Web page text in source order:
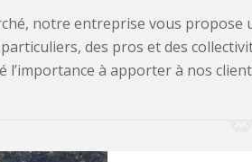
notre entreprise vous propose
des pros et des
l’importance à apporter à nos